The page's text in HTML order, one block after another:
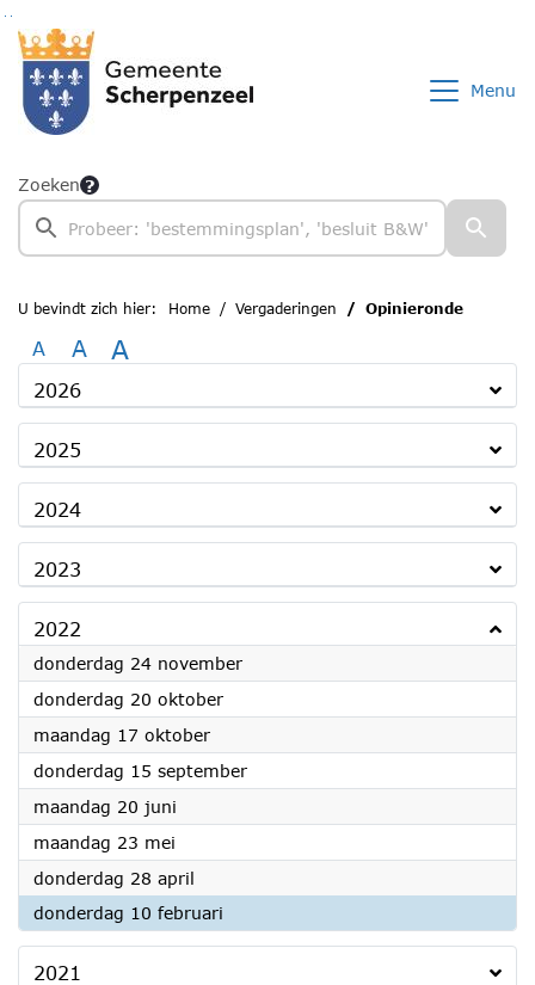
Ga naar de inhoud van deze pagina
Ga naar het zoeken
Ga naar het menu
Menu
Zoeken
U bevindt zich hier: Home Vergaderingen Opinieronde
A A A
2026
2025
2024
2023
2022
donderdag 24 november2022
donderdag 20 oktober2022
maandag 17 oktober2022
donderdag 15 september2022
maandag 20 juni
maandag 23 mei
donderdag 28 april
donderdag 10 februari
2021